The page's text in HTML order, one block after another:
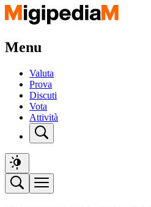
Menu
Valuta
Prova
Discuti
Vota
Attività